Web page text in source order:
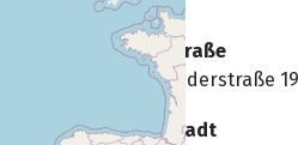
Straße
Bäderstraße 19
Stadt